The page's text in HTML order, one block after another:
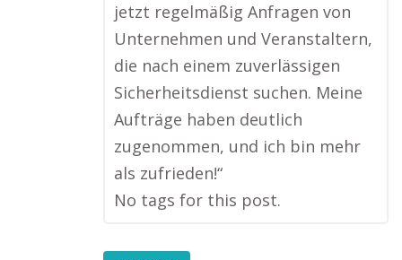
jetzt regelmäßig Anfragen von
Unternehmen und Veranstaltern,
die nach einem zuverlässigen
Sicherheitsdienst suchen. Meine
Aufträge haben deutlich
zugenommen, und ich bin mehr
als zufrieden!“
No tags for this post.